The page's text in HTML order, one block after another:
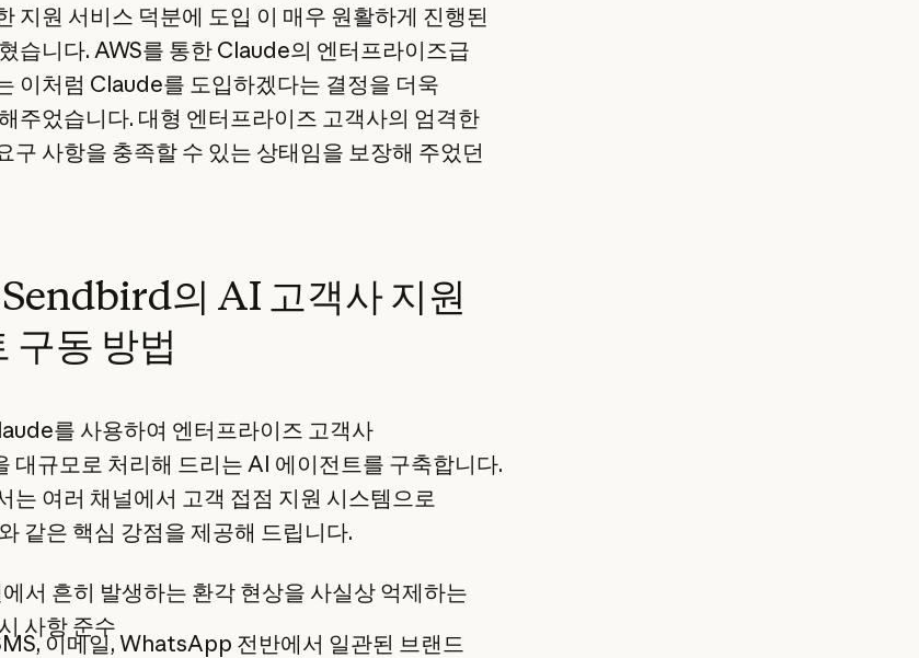
지원 서비스 덕분에 도입 이 매우 원활하게 진행된
습니다. AWS를 통한 Claude의 엔터프라이즈급
이처럼 Claude를 도입하겠다는 결정을 더욱
주었습니다. 대형 엔터프라이즈 고객사의 엄격한
구 사항을 충족할 수 있는 상태임을 보장해 주었던
의 AI 고객사 지원
구동 방법
를 사용하여 엔터프라이즈 고객사
대규모로 처리해 드리는 AI 에이전트를 구축합니다.
는 여러 채널에서 고객 접점 지원 시스템으로
같은 핵심 강점을 제공해 드립니다.
서 흔히 발생하는 환각 현상을 사실상 억제하는
사항 준수
이메일, WhatsApp 전반에서 일관된 브랜드